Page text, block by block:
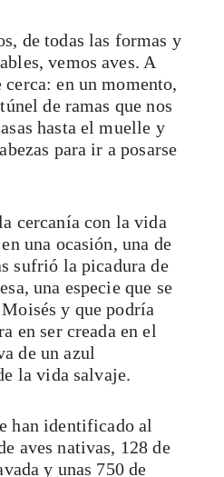
de todas las formas y
vemos aves. A
cerca: en un momento,
de ramas que nos
hasta el muelle y
para ir a posarse
cercanía con la vida
una ocasión, una de
sufrió la picadura de
una especie que se
y que podría
en ser creada en el
de un azul
la vida salvaje.
han identificado al
aves nativas, 128 de
y unas 750 de